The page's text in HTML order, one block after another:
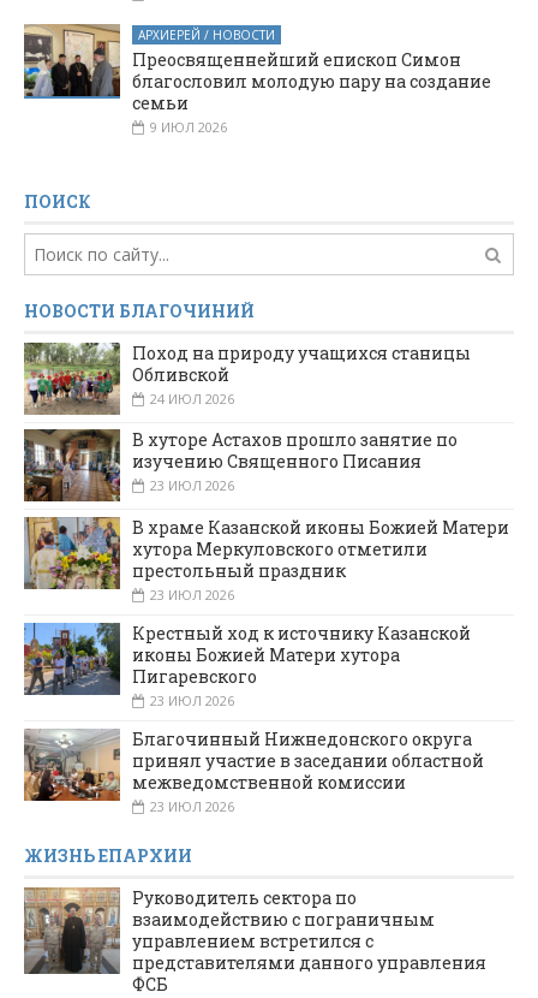
АРХИЕРЕЙ / НОВОСТИ
Преосвященнейший епископ Симон
благословил молодую пару на создание
семьи
9 ИЮЛ 2026
ПОИСК
НОВОСТИ БЛАГОЧИНИЙ
Поход на природу учащихся станицы
Обливской
24 ИЮЛ 2026
В хуторе Астахов прошло занятие по
изучению Священного Писания
23 ИЮЛ 2026
В храме Казанской иконы Божией Матери
хутора Меркуловского отметили
престольный праздник
23 ИЮЛ 2026
Крестный ход к источнику Казанской
иконы Божией Матери хутора
Пигаревского
23 ИЮЛ 2026
Благочинный Нижнедонского округа
принял участие в заседании областной
межведомственной комиссии
23 ИЮЛ 2026
ЖИЗНЬ ЕПАРХИИ
Руководитель сектора по
взаимодействию с пограничным
управлением встретился с
представителями данного управления
ФСБ